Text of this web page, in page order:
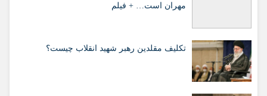
مهران است… + فیلم
تکلیف مقلدین رهبر شهید انقلاب چیست؟